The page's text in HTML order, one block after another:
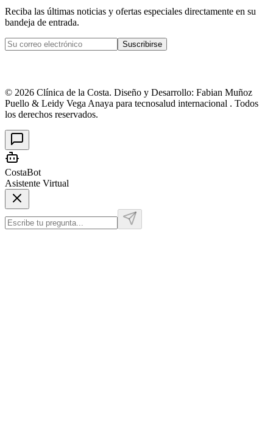
Reciba las últimas noticias y ofertas especiales directamente en su
bandeja de entrada.
Suscribirse
© 2026 Clínica de la Costa. Diseño y Desarrollo: Fabian Muñoz
Puello & Leidy Vega Anaya para tecnosalud internacional . Todos
los derechos reservados.
CostaBot
Asistente Virtual